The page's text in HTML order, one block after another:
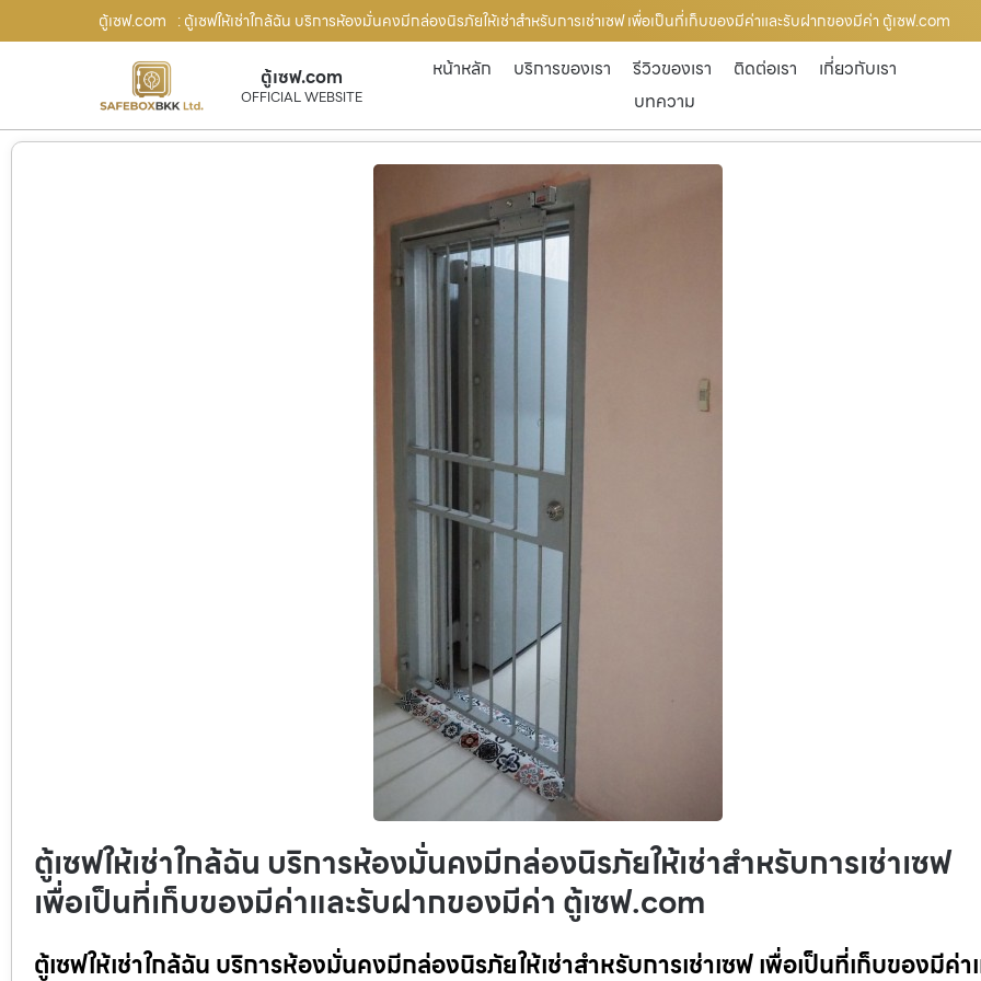
ตู้เซฟ.com : ตู้เซฟให้เช่าใกล้ฉัน บริการห้องมั่นคงมีกล่องนิรภัยให้เช่าสำหรับการเช่าเซฟ เพื่อเป็นที่เก็บของมีค่าและรับฝากของมีค่า ตู้เซฟ.com
ตู้เซฟ.com
OFFICIAL WEBSITE
หน้าหลัก บริการของเรา รีวิวของเรา ติดต่อเรา
เกี่ยวกับเรา
บทความ
ตู้เซฟให้เช่าใกล้ฉัน บริการห้องมั่นคงมีกล่องนิรภัยให้เช่าสำหรับการเช่าเซฟ
เพื่อเป็นที่เก็บของมีค่าและรับฝากของมีค่า ตู้เซฟ.com
ตู้เซฟให้เช่าใกล้ฉัน บริการห้องมั่นคงมีกล่องนิรภัยให้เช่าสำหรับการเช่าเซฟ เพื่อเป็นที่เก็บของมีค่า